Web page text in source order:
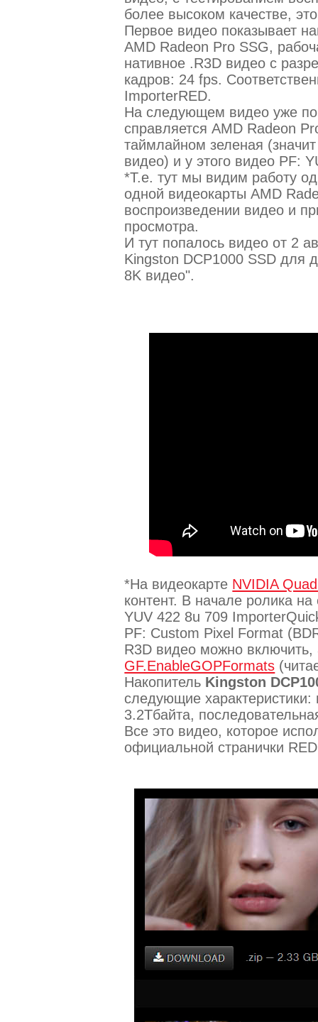
более высоком качестве,
Первое видео показывает
AMD Radeon Pro SSG,
нативное .R3D видео с
кадров: 24 fps.
ImporterRED.
На следующем видео уже
справляется AMD Radeon
таймлайном зеленая
видео) и у этого видео PF:
*Т.е. тут мы видим работу
одной видеокарты AMD
воспроизведении видео и
просмотра.
И тут попалось видео от 2
Kingston DCP1000 SSD для
8K видео".
*На видеокарте NVIDIA
контент. В начале ролика
YUV 422 8u 709
PF: Custom Pixel Format
R3D видео можно включить,
GF.EnableGOPFormats
Накопитель Kingston
следующие
3.2Тбайта,
Все это видео, которое
официальной странички